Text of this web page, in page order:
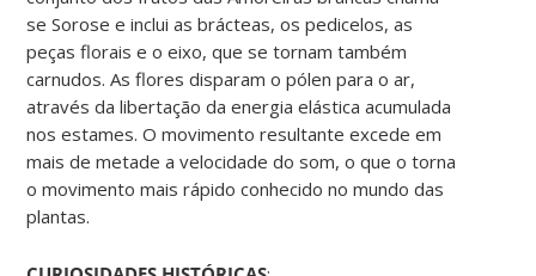
se Sorose e inclui as brácteas, os pedicelos, as
peças florais e o eixo, que se tornam também
carnudos. As flores disparam o pólen para o ar,
através da libertação da energia elástica acumulada
nos estames. O movimento resultante excede em
mais de metade a velocidade do som, o que o torna
o movimento mais rápido conhecido no mundo das
plantas.